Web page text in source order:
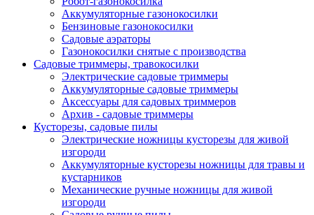
Аккумуляторные газонокосилки
Бензиновые газонокосилки
Садовые аэраторы
Газонокосилки снятые с производства
Садовые триммеры, травокосилки
Электрические садовые триммеры
Аккумуляторные садовые триммеры
Аксессуары для садовых триммеров
Архив - садовые триммеры
Кусторезы, садовые пилы
Электрические ножницы кусторезы для живой
изгороди
Аккумуляторные кусторезы ножницы для травы и
кустарников
Механические ручные ножницы для живой
изгороди